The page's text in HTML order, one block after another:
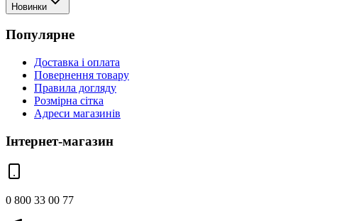
Новинки
Популярне
Доставка і оплата
Повернення товару
Правила догляду
Розмірна сітка
Адреси магазинів
Інтернет-магазин
0 800 33 00 77